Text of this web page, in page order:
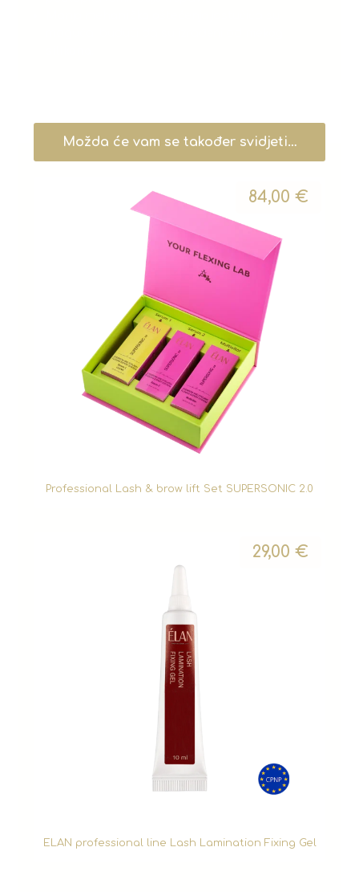
Možda će vam se također svidjeti…
Professional Lash & brow lift Set SUPERSONIC 2.0
84,00 €
ELAN professional line Lash Lamination Fixing Gel
29,00 €